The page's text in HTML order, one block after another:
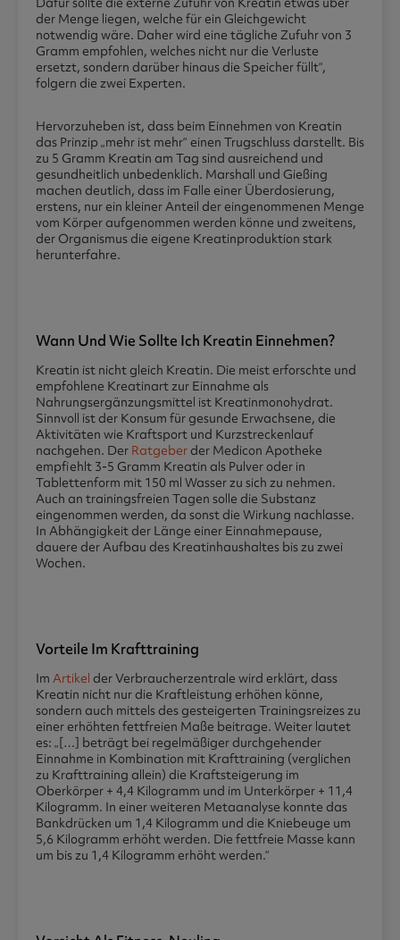
der Menge liegen, welche für ein Gleichgewicht
notwendig wäre. Daher wird eine tägliche Zufuhr von 3
Gramm empfohlen, welches nicht nur die Verluste
ersetzt, sondern darüber hinaus die Speicher füllt“,
folgern die zwei Experten.
Hervorzuheben ist, dass beim Einnehmen von Kreatin
das Prinzip „mehr ist mehr“ einen Trugschluss darstellt. Bis
zu 5 Gramm Kreatin am Tag sind ausreichend und
gesundheitlich unbedenklich. Marshall und Gießing
machen deutlich, dass im Falle einer Überdosierung,
erstens, nur ein kleiner Anteil der eingenommenen Menge
vom Körper aufgenommen werden könne und zweitens,
der Organismus die eigene Kreatinproduktion stark
herunterfahre.
Wann Und Wie Sollte Ich Kreatin Einnehmen?
Kreatin ist nicht gleich Kreatin. Die meist erforschte und
empfohlene Kreatinart zur Einnahme als
Nahrungsergänzungsmittel ist Kreatinmonohydrat.
Sinnvoll ist der Konsum für gesunde Erwachsene, die
Aktivitäten wie Kraftsport und Kurzstreckenlauf
nachgehen. Der Ratgeber der Medicon Apotheke
empfiehlt 3-5 Gramm Kreatin als Pulver oder in
Tablettenform mit 150 ml Wasser zu sich zu nehmen.
Auch an trainingsfreien Tagen solle die Substanz
eingenommen werden, da sonst die Wirkung nachlasse.
In Abhängigkeit der Länge einer Einnahmepause,
dauere der Aufbau des Kreatinhaushaltes bis zu zwei
Wochen.
Vorteile Im Krafttraining
Im Artikel der Verbraucherzentrale wird erklärt, dass
Kreatin nicht nur die Kraftleistung erhöhen könne,
sondern auch mittels des gesteigerten Trainingsreizes zu
einer erhöhten fettfreien Maße beitrage. Weiter lautet
es: „[…] beträgt bei regelmäßiger durchgehender
Einnahme in Kombination mit Krafttraining (verglichen
zu Krafttraining allein) die Kraftsteigerung im
Oberkörper + 4,4 Kilogramm und im Unterkörper + 11,4
Kilogramm. In einer weiteren Metaanalyse konnte das
Bankdrücken um 1,4 Kilogramm und die Kniebeuge um
5,6 Kilogramm erhöht werden. Die fettfreie Masse kann
um bis zu 1,4 Kilogramm erhöht werden.“